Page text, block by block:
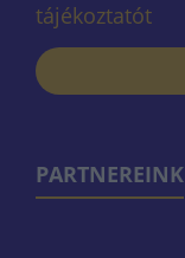
tájékoztatót
PARTNEREINK